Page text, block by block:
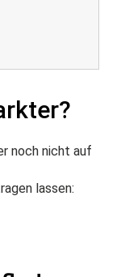
noch nicht auf
lassen: